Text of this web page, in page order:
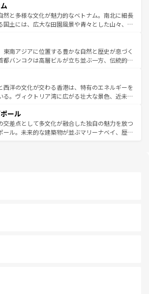
しい。
いと評判のスイーツなど、バラエティ豊かな料理
が味わえる。 なお、新着の台湾情報は コンテンツ一覧を参
しい。
に足を延ばせば四季折々の自然美を楽しむことが
そして、キムチや焼肉、絶品のストリートフード
まざまな韓国料理が待っている。夜には、韓国な
包まれながら、韓国の多彩な魅力を心ゆくまで味
わってみてほしい。 なお、新着の韓国情報はコンテンツ一
してほしい。
然と多様な文化が魅力的なベトナム。南北に細長
国土には、広大な田園風景や青々とした山々、世
展と共に伝統が息づく。ハノイの古い町並みやホ
市のフランス統治時代の建物も、独特の雰囲気を
ている。また、バラエティの豊かさとおいしさで
ォーやバインミー、ベトナムコーヒーなどは、ぜ
味わいたい。どの地域を訪れてもあたたかい人々
を迎えてくれるので、きっと忘れられない旅にな
しい。
東南アジアに位置する豊かな自然と歴史が息づく
都バンコクは高層ビルが立ち並ぶ一方、伝統的な
交差している。北部ではチェンマイなどの山岳地
と触れ合い、南部ではプーケットやクラビの美し
でリゾート気分を楽しむことができる。タイ料理
気候は一年中温暖で、どの季節にも異なる楽しみ
いる。親しみやすいタイの人々、仏教を中心とし
そして多様な観光資源が、訪れる旅人を魅了し続
西洋の文化が交わる香港は、特有のエネルギーを
る。ヴィクトリア湾に広がる壮大な景色、近未来
を訪れても感動するはず。観光スポットが密集し
効率よく見どころを回れるのも魅力。息をのむよ
から文化的な体験まで、香港を存分に楽しみ尽く
ール
交差点として多文化が融合した独自の魅力を放つ
ール。未来的な建築物が並ぶマリーナベイ、歴史
カーズは地元の風情を楽しめる外せないスポット